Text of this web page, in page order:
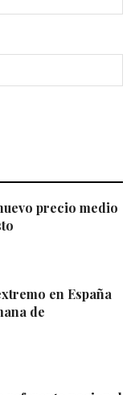
precio medio
en España
de